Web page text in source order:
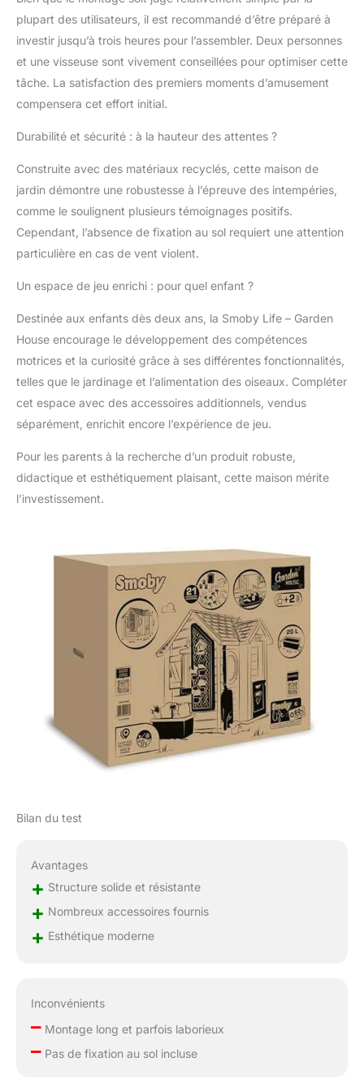
accessoires sont inclus
fonctions de jeu : 3
outils (pelle, râteau,
plantoir), 6 pots, 1
plantations, des
potager (avec une
texture ardoise afin
qu'un livret du petit
jardinier disposant de 3
clips pour accrocher
sachets de graines.
votre maison dans
votre jardin longtemps
grâce à sa structure
son traitement anti-UV
qui garantit une
certaine robustesse et
des couleurs dans le
temps ! Le jardinage
française. Contient du
plastique recyclé.
plupart des utilisateurs, il est recommandé d’être préparé à
investir jusqu’à trois heures pour l’assembler. Deux personnes
et une visseuse sont vivement conseillées pour optimiser cette
tâche. La satisfaction des premiers moments d’amusement
compensera cet effort initial.
Durabilité et sécurité : à la hauteur des attentes ?
Construite avec des matériaux recyclés, cette maison de
jardin démontre une robustesse à l’épreuve des intempéries,
comme le soulignent plusieurs témoignages positifs.
Cependant, l’absence de fixation au sol requiert une attention
particulière en cas de vent violent.
Un espace de jeu enrichi : pour quel enfant ?
Destinée aux enfants dès deux ans, la Smoby Life – Garden
House encourage le développement des compétences
motrices et la curiosité grâce à ses différentes fonctionnalités,
telles que le jardinage et l’alimentation des oiseaux. Compléter
cet espace avec des accessoires additionnels, vendus
séparément, enrichit encore l’expérience de jeu.
Pour les parents à la recherche d’un produit robuste,
didactique et esthétiquement plaisant, cette maison mérite
l’investissement.
Bilan du test
Avantages
+ Structure solide et résistante
+ Nombreux accessoires fournis
+ Esthétique moderne
Inconvénients
–Montage long et parfois laborieux
–Pas de fixation au sol incluse